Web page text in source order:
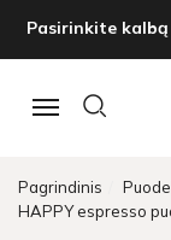
Pasirinkite kalbą
Navigacija
Pagrindinis
HAPPY espresso